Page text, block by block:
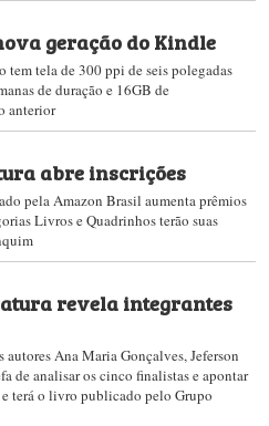
geração do Kindle
tela de 300 ppi de seis polegadas
de duração e 16GB de
anterior
abre inscrições
pela Amazon Brasil aumenta prêmios
Livros e Quadrinhos terão suas
revela integrantes
Ana Maria Gonçalves, Jeferson
de analisar os cinco finalistas e apontar
terá o livro publicado pelo Grupo